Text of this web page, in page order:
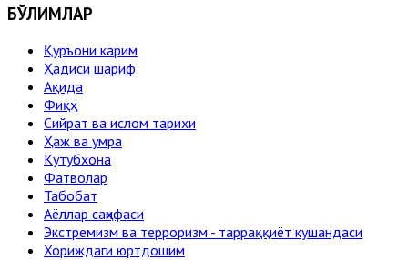
БЎЛИМЛАР
Қуръони карим
Ҳадиси шариф
Ақида
Фиқҳ
Сийрат ва ислом тарихи
Ҳаж ва умра
Кутубхона
Фатволар
Табобат
Аёллар саҳифаси
Экстремизм ва терроризм - тарраққиёт кушандаси
Хориждаги юртдошим